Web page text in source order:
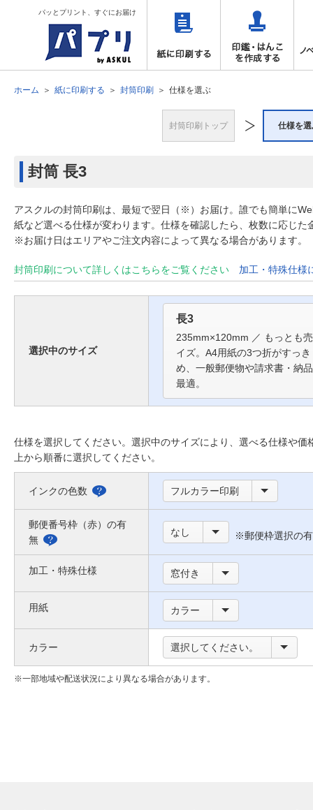
パッとプリント、すぐにお届け
ホーム 紙に印刷する 封筒印刷 仕様を選ぶ
封筒印刷トップ 仕様を
封筒 長3
アスクルの封筒印刷は、最短で翌日（※）お届け。誰でも簡単に
紙など選べる仕様が変わります。仕様を確認したら、枚数に応じ
※お届け日はエリアやご注文内容によって異なる場合があります。
封筒印刷について詳しくはこちらをご覧ください 加工・特殊仕様
選択中のサイズ
長3
235mm×120mm ／ もっとも
イズ。A4用紙の3つ折がすっ
め、一般郵便物や請求書・納
最適。
仕様を選択してください。選択中のサイズにより、選べる仕様や価
上から順番に選択してください。
インクの色数
べ
い
フルカラー印刷
郵便番号枠（赤）の有
無
便
番
枠
つ
なし ※郵便枠選択の
加工・特殊仕様 窓付き
用紙 カラー
カラー 選択してください。
一部地域や配送状況により異なる場合があります。